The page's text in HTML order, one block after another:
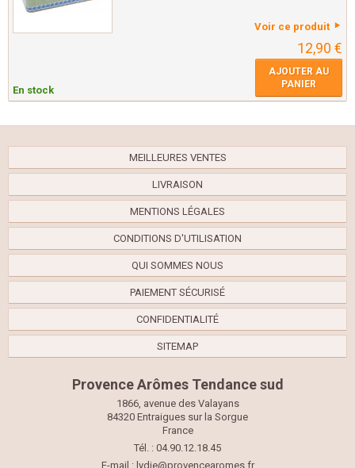
Voir ce produit
12,90 €
En stock
AJOUTER AU
PANIER
MEILLEURES VENTES
LIVRAISON
MENTIONS LÉGALES
CONDITIONS D'UTILISATION
QUI SOMMES NOUS
PAIEMENT SÉCURISÉ
CONFIDENTIALITÉ
SITEMAP
Provence Arômes Tendance sud
1866, avenue des Valayans
84320 Entraigues sur la Sorgue
France
Tél. : 04.90.12.18.45
E-mail : lydie@provencearomes.fr